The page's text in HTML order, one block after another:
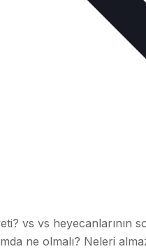
vs vs heyecanlarının
ne olmalı? Neleri